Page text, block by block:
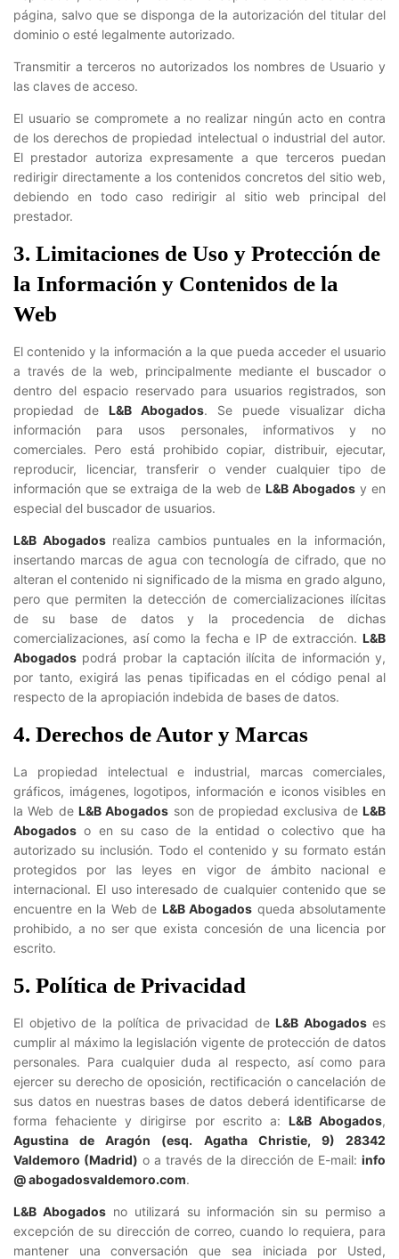
página, salvo que se disponga de la autorización del titular del
dominio o esté legalmente autorizado.
Transmitir a terceros no autorizados los nombres de Usuario y
las claves de acceso.
El usuario se compromete a no realizar ningún acto en contra
de los derechos de propiedad intelectual o industrial del autor.
El prestador autoriza expresamente a que terceros puedan
redirigir directamente a los contenidos concretos del sitio web,
debiendo en todo caso redirigir al sitio web principal del
prestador.
3. Limitaciones de Uso y Protección de
la Información y Contenidos de la
Web
El contenido y la información a la que pueda acceder el usuario
a través de la web, principalmente mediante el buscador o
dentro del espacio reservado para usuarios registrados, son
propiedad de L&B Abogados. Se puede visualizar dicha
información para usos personales, informativos y no
comerciales. Pero está prohibido copiar, distribuir, ejecutar,
reproducir, licenciar, transferir o vender cualquier tipo de
información que se extraiga de la web de L&B Abogados y en
especial del buscador de usuarios.
L&B Abogadosrealiza cambios puntuales en la información,
insertando marcas de agua con tecnología de cifrado, que no
alteran el contenido ni significado de la misma en grado alguno,
pero que permiten la detección de comercializaciones ilícitas
de su base de datos y la procedencia de dichas
comercializaciones, así como la fecha e IP de extracción. L&B
Abogados podrá probar la captación ilícita de información y,
por tanto, exigirá las penas tipificadas en el código penal al
respecto de la apropiación indebida de bases de datos.
4. Derechos de Autor y Marcas
La propiedad intelectual e industrial, marcas comerciales,
gráficos, imágenes, logotipos, información e iconos visibles en
la Web de L&B Abogados son de propiedad exclusiva deL&B
Abogados o en su caso de la entidad o colectivo que ha
autorizado su inclusión. Todo el contenido y su formato están
protegidos por las leyes en vigor de ámbito nacional e
internacional. El uso interesado de cualquier contenido que se
encuentre en la Web de L&B Abogados queda absolutamente
prohibido, a no ser que exista concesión de una licencia por
escrito.
5. Política de Privacidad
El objetivo de la política de privacidad de L&B Abogadoses
cumplir al máximo la legislación vigente de protección de datos
personales. Para cualquier duda al respecto, así como para
ejercer su derecho de oposición, rectificación o cancelación de
sus datos en nuestras bases de datos deberá identificarse de
forma fehaciente y dirigirse por escrito a: L&B Abogados,
Agustina de Aragón (esq. Agatha Christie, 9) 28342
Valdemoro (Madrid) o a través de la dirección de E-mail: info
@ abogadosvaldemoro.com.
L&B Abogadosno utilizará su información sin su permiso a
excepción de su dirección de correo, cuando lo requiera, para
mantener una conversación que sea iniciada por Usted,